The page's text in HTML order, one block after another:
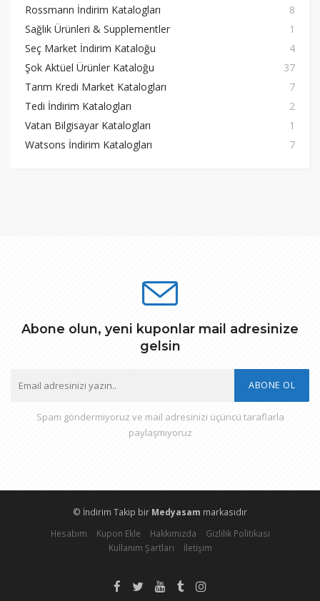
Rossmann İndirim Katalogları
8
Sağlık Ürünleri & Supplementler
1
Seç Market İndirim Kataloğu
4
Şok Aktüel Ürünler Kataloğu
37
Tarım Kredi Market Katalogları
7
Tedi İndirim Katalogları
2
Vatan Bilgisayar Katalogları
1
Watsons İndirim Katalogları
7
Abone olun, yeni kuponlar mail adresinize
gelsin
ABONE OL
Spam göndermiyoruz ve mail adresinizi üçüncü taraflarla
paylaşmıyoruz
© İndirim Takip bir Medyasam markasıdır
Hesabım
Kupon Ekle Hakkımızda
Gizlilik Politikası
Kullanım Şartları
İletişim